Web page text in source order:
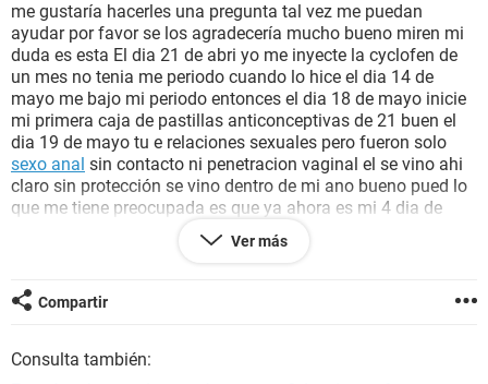
SEXUALIDAD
GLOSARIO
me gustaría hacerles una pregunta tal vez me puedan
ayudar por favor se los agradecería mucho bueno miren mi
duda es esta El dia 21 de abri yo me inyecte la cyclofen de
un mes no tenia me periodo cuando lo hice el dia 14 de
mayo me bajo mi periodo entonces el dia 18 de mayo inicie
mi primera caja de pastillas anticonceptivas de 21 buen el
dia 19 de mayo tu e relaciones sexuales pero fueron solo
sexo anal sin contacto ni penetracion vaginal el se vino ahi
claro sin protección se vino dentro de mi ano bueno pued lo
que me tiene preocupada es que ya ahora es mi 4 dia de
descanso y no me baja mi periodo y quiero saber si podré
o se debe a undesajuste hormonal
que ahora dui al baño y al limpiarme note el flujo un poco
amarillo y con unas lineas algo rojisas pues no se y la
agradecería mucho
Ver más
Compartir
Consulta también: